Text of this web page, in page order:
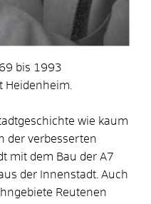
bis 1993
Heidenheim.
wie kaum
der verbesserten
mit dem Bau der A7
der Innenstadt. Auch
Reutenen